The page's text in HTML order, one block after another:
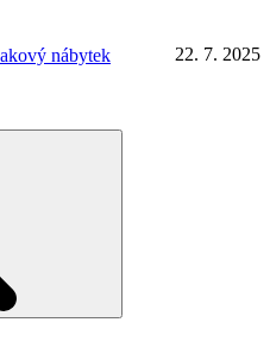
22. 7. 2025
nábytek